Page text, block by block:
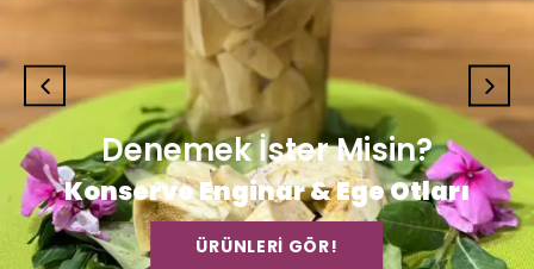
Denemek İster Misin?
Konserve Enginar & Ege Otları
ÜRÜNLERİ GÖR!